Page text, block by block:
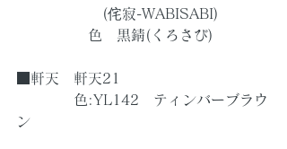
(侘寂-WABISABI)
色　黒錆(くろさび)
■軒天　軒天21
色:YL142　ティンバーブラウ
ン